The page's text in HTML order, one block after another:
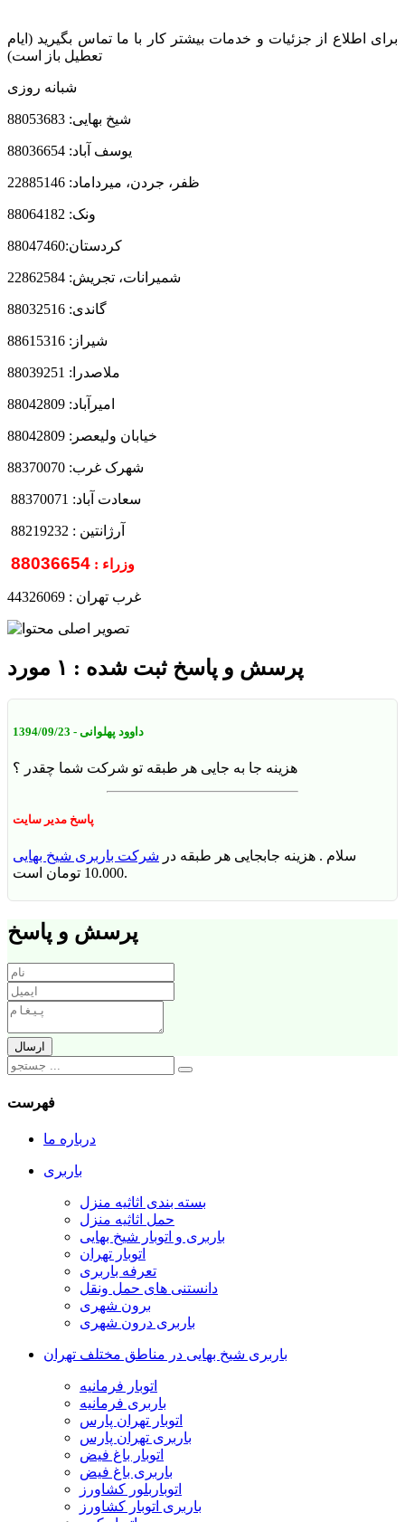
برای اطلاع از جزئیات و خدمات بیشتر کار با ما تماس بگیرید (ایام
تعطیل باز است)
شبانه روزی
شیخ بهایی: 88053683
یوسف آباد: 88036654
ظفر، جردن، میرداماد: 22885146
ونک: 88064182
کردستان:88047460
شمیرانات، تجریش: 22862584
گاندی: 88032516
شیراز: 88615316
ملاصدرا: 88039251
امیرآباد: 88042809
خیابان ولیعصر: 88042809
شهرک غرب: 88370070
سعادت آباد: 88370071
آرژانتین : 88219232
وزراء : 88036654
غرب تهران : 44326069
پرسش و پاسخ ثبت شده : ۱ مورد
داوود پهلوانی - 1394/09/23
هزینه جا به جایی هر طبقه تو شرکت شما چقدر ؟
پاسخ مدیر سایت
سلام . هزینه جابجایی هر طبقه در شرکت باربری شیخ بهایی
10.000 تومان است.
پرسش و پاسخ
فهرست
درباره ما
باربری
بسته بندی اثاثیه منزل
حمل اثاثیه منزل
باربری و اتوبار شیخ بهایی
اتوبار تهران
تعرفه باربری
دانستنی های حمل ونقل
برون شهری
باربری درون شهری
باربری شیخ بهایی در مناطق مختلف تهران
اتوبار فرمانیه
باربری فرمانیه
اتوبار تهران پارس
باربری تهران پارس
اتوبار باغ فیض
باربری باغ فیض
اتوباربلور کشاورز
باربری اتوبار کشاورز